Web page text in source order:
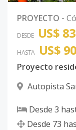
PROYECTO -
DESDE US$
HASTA US$
Autopista
Desde 3
Desde 73